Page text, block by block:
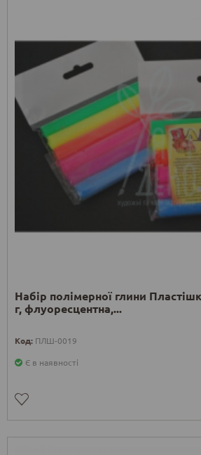
Набір полімерної глини
г, флуоресцентна,...
Код: ПЛШ-0019
Є в наявності